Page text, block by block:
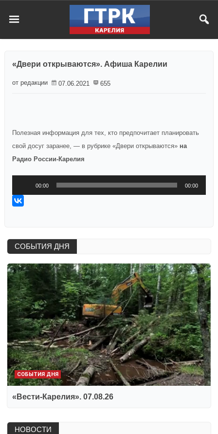
«Двери открываются». Афиша Карелии
от редакции 07.06.2021 655
Полезная информация для тех, кто предпочитает планировать
свой досуг заранее, — в рубрике «Двери открываются» на
Радио России-Карелия
00:00 00:00
СОБЫТИЯ ДНЯ
СОБЫТИЯ ДНЯ
«Вести-Карелия». 07.08.26
НОВОСТИ